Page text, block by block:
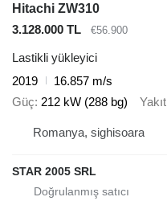
Hitachi ZW310
3.128.000 TL
€56.900
Lastikli yükleyici
2019
16.857 m/s
Güç 212 kW (288 bg) Yakıt
Romanya, sighisoara
STAR 2005 SRL